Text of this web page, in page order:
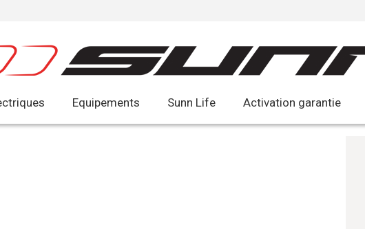
Equipements Sunn Life Activation garantie